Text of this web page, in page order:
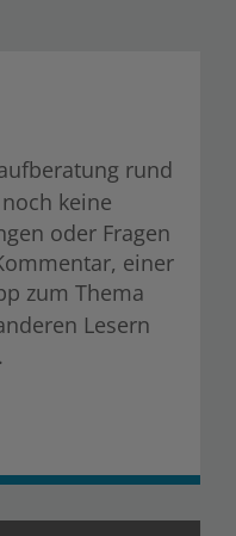
rund
keine
oder Fragen
einer
zum Thema
Lesern